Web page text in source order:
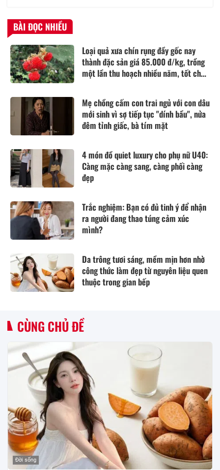
BÀI ĐỌC NHIỀU
Loại quả xưa chín rụng đầy gốc nay
thành đặc sản giá 85.000 đ/kg, trồng
một lần thu hoạch nhiều năm, tốt cho
Mẹ chồng cấm con trai ngủ với con dâu
mới sinh vì sợ tiếp tục "dính bầu", nửa
đêm tỉnh giấc, bà tím mặt
4 món đồ quiet luxury cho phụ nữ U40:
Càng mặc càng sang, càng phối càng
đẹp
Trắc nghiệm: Bạn có đủ tinh ý để nhận
ra người đang thao túng cảm xúc
mình?
Da trông tươi sáng, mềm mịn hơn nhờ
công thức làm đẹp từ nguyên liệu quen
thuộc trong gian bếp
CÙNG CHỦ ĐỀ
Đời sống